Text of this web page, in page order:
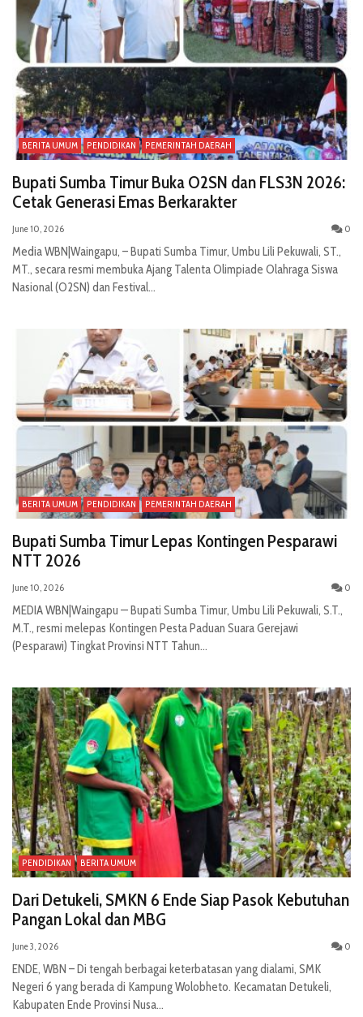
BERITA UMUM PENDIDIKAN PEMERINTAH DAERAH
Bupati Sumba Timur Buka O2SN dan FLS3N 2026:
Cetak Generasi Emas Berkarakter
June 10, 2026 0
Media WBN|Waingapu, – Bupati Sumba Timur, Umbu Lili Pekuwali, ST.,
MT., secara resmi membuka Ajang Talenta Olimpiade Olahraga Siswa
Nasional (O2SN) dan Festival...
BERITA UMUM PENDIDIKAN PEMERINTAH DAERAH
Bupati Sumba Timur Lepas Kontingen Pesparawi
NTT 2026
June 10, 2026 0
MEDIA WBN|Waingapu — Bupati Sumba Timur, Umbu Lili Pekuwali, S.T.,
M.T., resmi melepas Kontingen Pesta Paduan Suara Gerejawi
(Pesparawi) Tingkat Provinsi NTT Tahun...
PENDIDIKAN BERITA UMUM
Dari Detukeli, SMKN 6 Ende Siap Pasok Kebutuhan
Pangan Lokal dan MBG
June 3, 2026 0
ENDE, WBN – Di tengah berbagai keterbatasan yang dialami, SMK
Negeri 6 yang berada di Kampung Wolobheto. Kecamatan Detukeli,
Kabupaten Ende Provinsi Nusa...